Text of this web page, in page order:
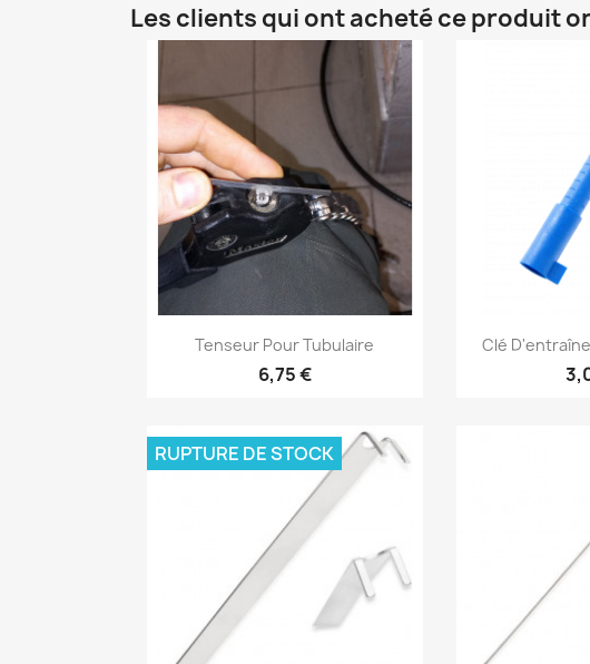
Les clients qui ont acheté ce produit
Aperçu rapide
Tenseur Pour Tubulaire
6,75 €

Clé
RUPTURE DE STOCK